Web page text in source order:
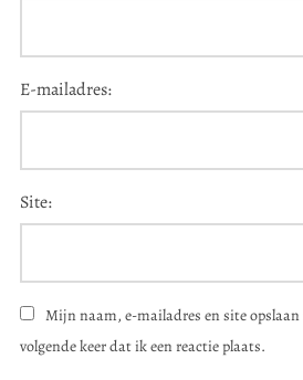
E-mailadres:
Site:
Mijn naam, e-mailadres en site opslaan
volgende keer dat ik een reactie plaats.